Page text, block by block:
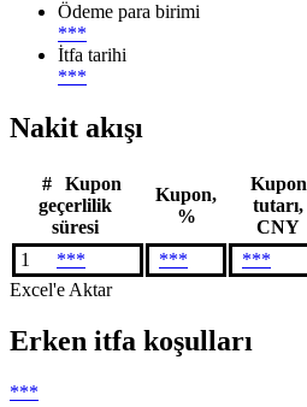
Ödeme para birimi
***
İtfa tarihi
***
Nakit akışı
#
Kupon
geçerlilik
süresi
Kupon,
%
Kupon
tutarı,
CNY
1 *** *** ***
Excel'e Aktar
Erken itfa koşulları
***